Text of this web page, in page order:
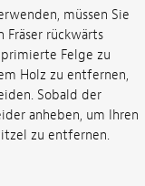
müssen Sie
Fräser rückwärts
Felge zu
Holz zu entfernen,
Sobald der
anheben, um Ihren
zu entfernen.